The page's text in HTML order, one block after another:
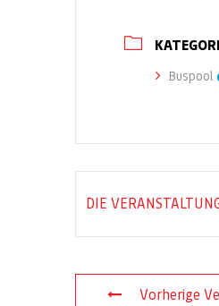
Buspool
DIE
Vorherige